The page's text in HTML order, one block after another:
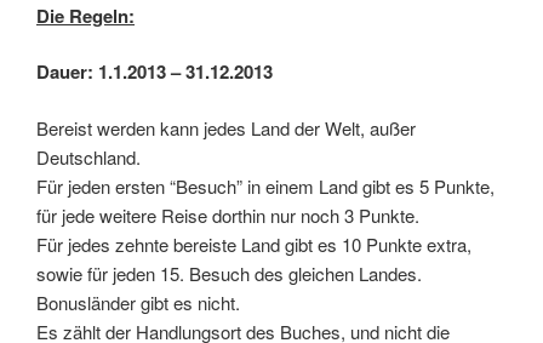
Die Regeln:
Dauer: 1.1.2013 – 31.12.2013
Bereist werden kann jedes Land der Welt, außer
Deutschland.
Für jeden ersten “Besuch” in einem Land gibt es 5 Punkte,
für jede weitere Reise dorthin nur noch 3 Punkte.
Für jedes zehnte bereiste Land gibt es 10 Punkte extra,
sowie für jeden 15. Besuch des gleichen Landes.
Bonusländer gibt es nicht.
Es zählt der Handlungsort des Buches, und nicht die